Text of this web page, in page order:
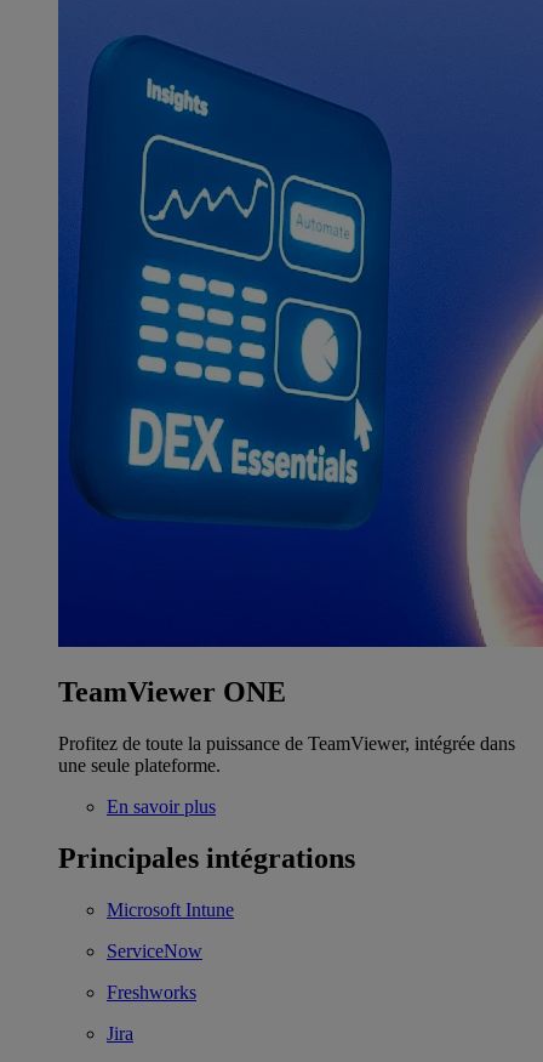
TeamViewer ONE
Profitez de toute la puissance de TeamViewer, intégrée dans
une seule plateforme.
En savoir plus
Principales intégrations
Microsoft Intune
ServiceNow
Freshworks
Jira